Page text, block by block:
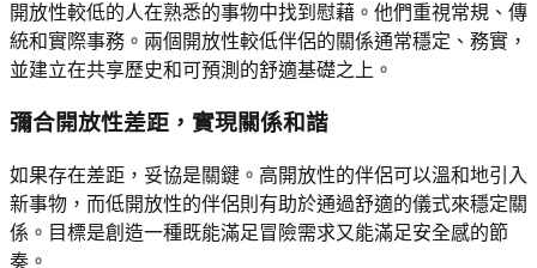
開放性較低的人在熟悉的事物中找到慰藉。他們重視常規、傳
統和實際事務。兩個開放性較低伴侶的關係通常穩定、務實，
並建立在共享歷史和可預測的舒適基礎之上。
彌合開放性差距，實現關係和諧
如果存在差距，妥協是關鍵。高開放性的伴侶可以溫和地引入
新事物，而低開放性的伴侶則有助於通過舒適的儀式來穩定關
係。目標是創造一種既能滿足冒險需求又能滿足安全感的節
奏。